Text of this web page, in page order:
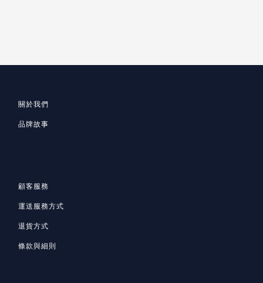
關於我們
品牌故事
顧客服務
運送服務方式
退貨方式
條款與細則